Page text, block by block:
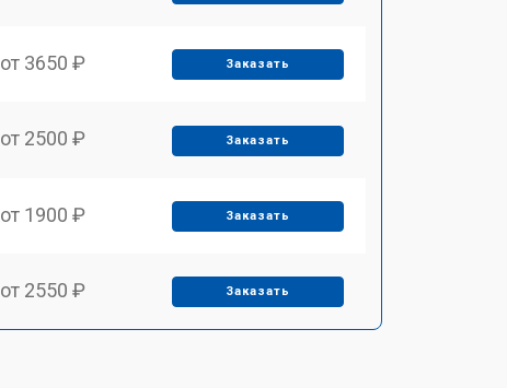
от 3650 ₽ Заказать
от 2500 ₽ Заказать
от 1900 ₽ Заказать
от 2550 ₽ Заказать